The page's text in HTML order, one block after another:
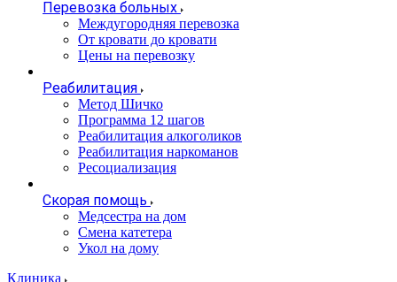
Перевозка больных
Междугородняя перевозка
От кровати до кровати
Цены на перевозку
Реабилитация
Метод Шичко
Программа 12 шагов
Реабилитация алкоголиков
Реабилитация наркоманов
Ресоциализация
Скорая помощь
Медсестра на дом
Смена катетера
Укол на дому
Клиника